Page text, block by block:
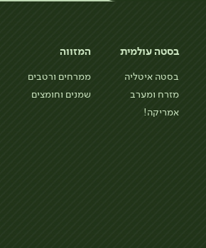
בסטה עולמית
בסטה איטליה
מזרח ומערב
אמריקה!
המזווה
ממרחים ורטבים
שמנים וחומצים